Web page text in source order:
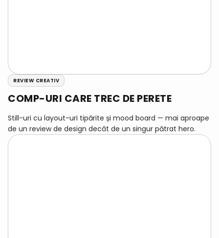
REVIEW CREATIV
COMP-URI CARE TREC DE PERETE
Still-uri cu layout-uri tipărite și mood board — mai aproape
de un review de design decât de un singur pătrat hero.